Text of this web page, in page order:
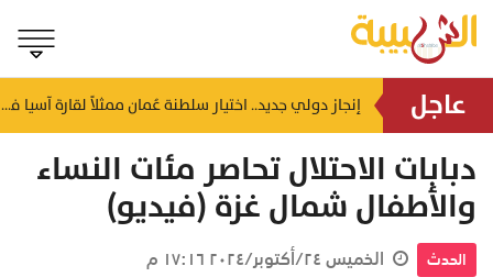
عاجل
منذ ساعة منذ ساعة إنجاز دولي جديد.. اختيار سلطنة عُمان ممثلاً لقارة آسيا في القمة الأفريقية للسلامة المرورية
دبابات الاحتلال تحاصر مئات النساء
والأطفال شمال غزة (فيديو)
الحدث الخميس ٢٤/أكتوبر/٢٠٢٤ ١٧:١٦ م